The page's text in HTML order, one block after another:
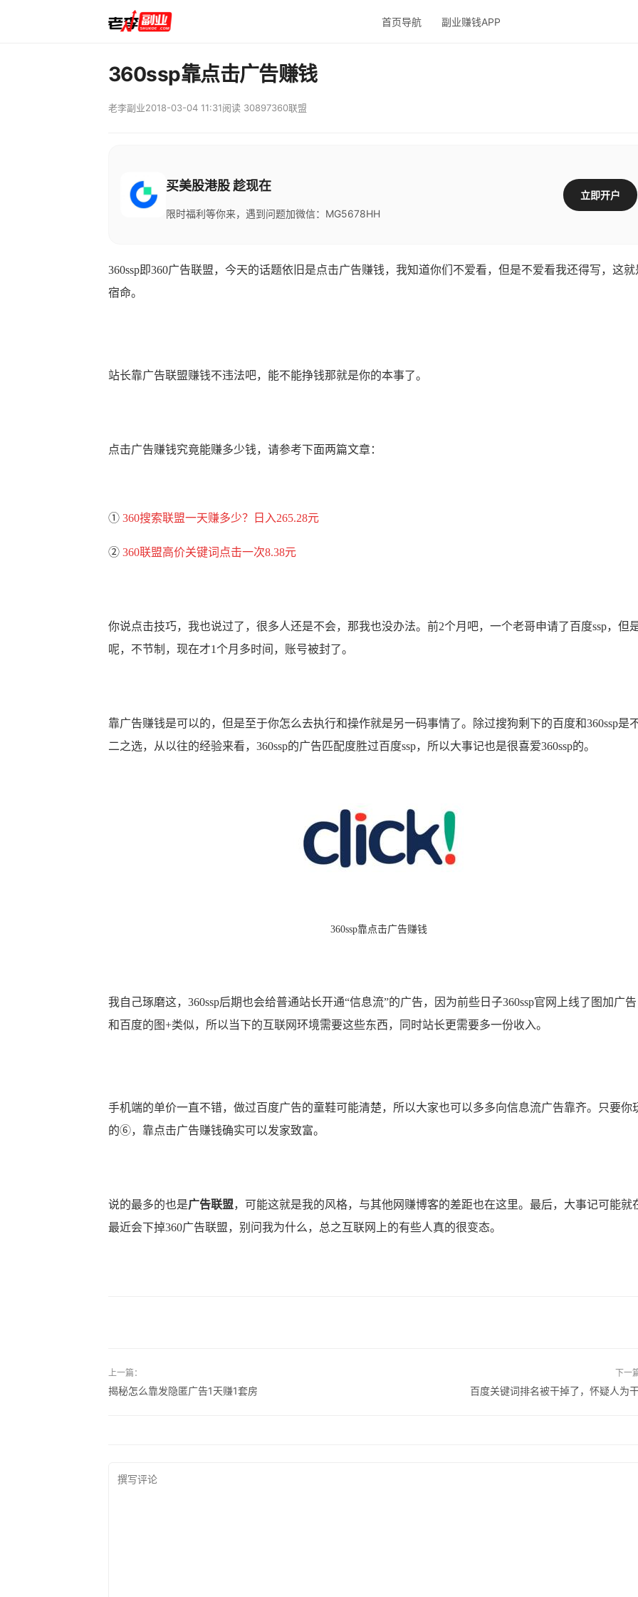
首页导航 副业赚钱APP
360ssp靠点击广告赚钱
老李副业2018-03-04 11:31阅读 30897360联盟
买美股港股 趁现在
限时福利等你来，遇到问题加微信：MG5678HH
立即开户
360ssp即360广告联盟，今天的话题依旧是点击广告赚钱，我知道你们不爱看，但是不爱看我还得写，这就
宿命。
站长靠广告联盟赚钱不违法吧，能不能挣钱那就是你的本事了。
点击广告赚钱究竟能赚多少钱，请参考下面两篇文章：
① 360搜索联盟一天赚多少？日入265.28元
② 360联盟高价关键词点击一次8.38元
你说点击技巧，我也说过了，很多人还是不会，那我也没办法。前2个月吧，一个老哥申请了百度ssp，但
呢，不节制，现在才1个月多时间，账号被封了。
靠广告赚钱是可以的，但是至于你怎么去执行和操作就是另一码事情了。除过搜狗剩下的百度和360ssp是
二之选，从以往的经验来看，360ssp的广告匹配度胜过百度ssp，所以大事记也是很喜爱360ssp的。
360ssp靠点击广告赚钱
我自己琢磨这，360ssp后期也会给普通站长开通“信息流”的广告，因为前些日子360ssp官网上线了图加广告
和百度的图+类似，所以当下的互联网环境需要这些东西，同时站长更需要多一份收入。
手机端的单价一直不错，做过百度广告的童鞋可能清楚，所以大家也可以多多向信息流广告靠齐。只要你
的⑥，靠点击广告赚钱确实可以发家致富。
说的最多的也是广告联盟，可能这就是我的风格，与其他网赚博客的差距也在这里。最后，大事记可能就
最近会下掉360广告联盟，别问我为什么，总之互联网上的有些人真的很变态。
上一篇：
揭秘怎么靠发隐匿广告1天赚1套房
下一
百度关键词排名被干掉了，怀疑人为